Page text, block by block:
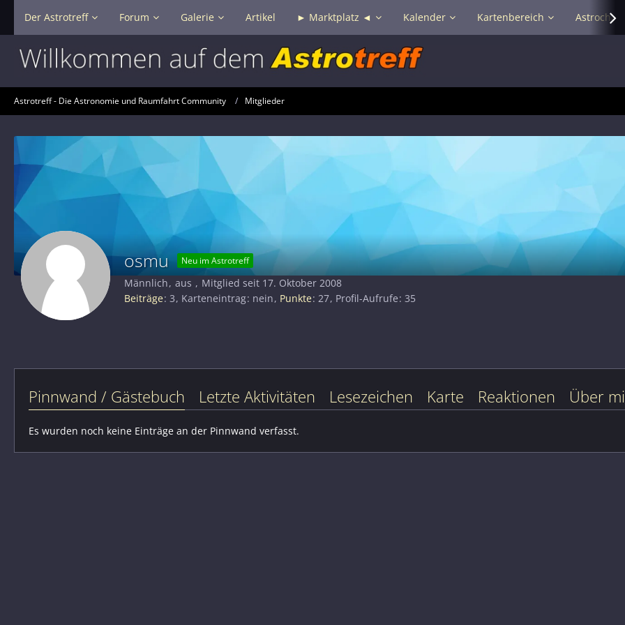
Der Astrotreff Forum Galerie Artikel ► Marktplatz ◄ Kalender Kartenbereich Astrochat
Astrotreff - Die Astronomie und Raumfahrt Community Mitglieder
osmu Neu im Astrotreff
Männlich aus
Mitglied seit 17. Oktober 2008
Beiträge 3 Karteneintrag nein Punkte 27 Profil-Aufrufe 35
Pinnwand / Gästebuch Letzte Aktivitäten Lesezeichen Karte Reaktionen Über
Es wurden noch keine Einträge an der Pinnwand verfasst.